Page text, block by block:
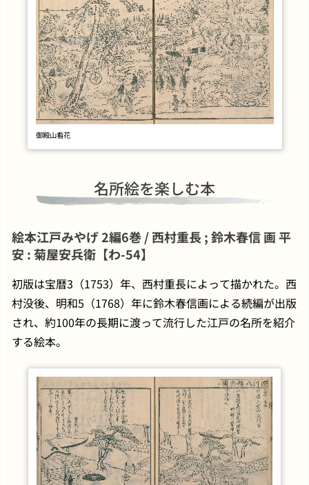
御殿山看花
名所絵を楽しむ本
絵本江戸みやげ 2編6巻 / 西村重長 ; 鈴木春信 画 平
安 : 菊屋安兵衛【わ-54】
初版は宝暦3（1753）年、西村重長によって描かれた。西
村没後、明和5（1768）年に鈴木春信画による続編が出版
され、約100年の長期に渡って流行した江戸の名所を紹介
する絵本。